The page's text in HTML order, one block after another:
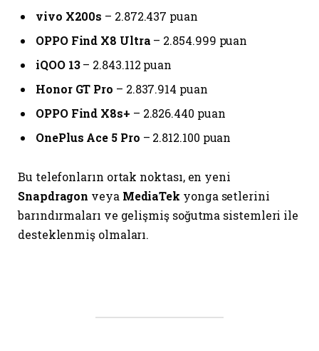
vivo X200s – 2.872.437 puan
OPPO Find X8 Ultra – 2.854.999 puan
iQOO 13– 2.843.112 puan
Honor GT Pro – 2.837.914 puan
OPPO Find X8s+ – 2.826.440 puan
OnePlus Ace 5 Pro – 2.812.100 puan
Bu telefonların ortak noktası, en yeni
Snapdragon veya MediaTek yonga setlerini
barındırmaları ve gelişmiş soğutma sistemleri ile
desteklenmiş olmaları.